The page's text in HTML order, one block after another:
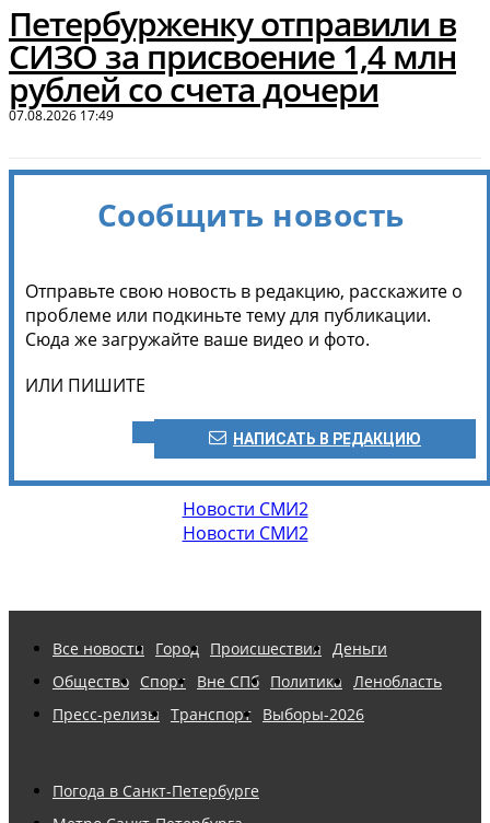
Петербурженку отправили в
СИЗО за присвоение 1,4 млн
рублей со счета дочери
07.08.2026 17:49
Сообщить новость
Отправьте свою новость в редакцию, расскажите о
проблеме или подкиньте тему для публикации.
Сюда же загружайте ваше видео и фото.
ИЛИ ПИШИТЕ
НАПИСАТЬ В РЕДАКЦИЮ
Новости СМИ2
Новости СМИ2
Все новости Город Происшествия Деньги
Общество Спорт Вне СПб Политика Ленобласть
Пресс-релизы Транспорт Выборы-2026
Погода в Санкт-Петербурге